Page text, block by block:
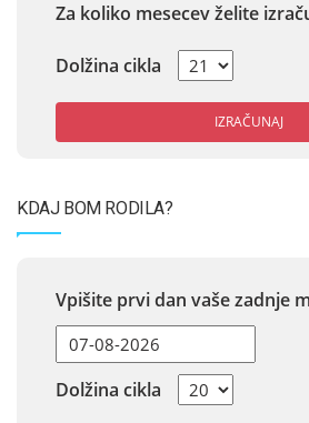
Za koliko mesecev želite
Dolžina cikla
IZRAČUNAJ
KDAJ BOM RODILA?
Vpišite prvi dan vaše zadnje
Dolžina cikla